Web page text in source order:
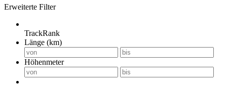
Erweiterte Filter
TrackRank
Länge (km)
Höhenmeter